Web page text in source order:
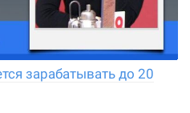
зарабатывать до 20